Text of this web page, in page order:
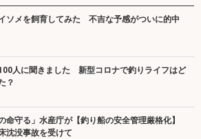
ソメを飼育してみた 不吉な予感がついに的中
人に聞きました 新型コロナで釣りライフはど
？
命守る」水産庁が【釣り船の安全管理厳格化】
没事故を受けて